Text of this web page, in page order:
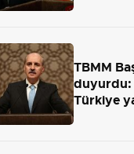
TBMM
duyurdu:
Türkiye